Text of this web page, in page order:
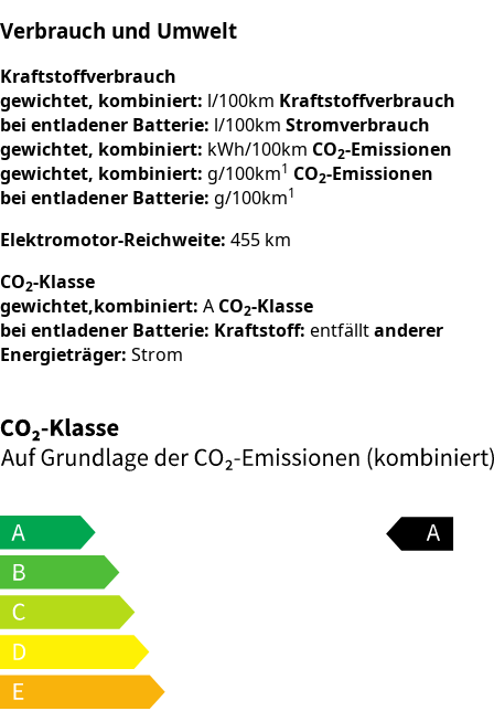
Verbrauch und Umwelt
Kraftstoffverbrauch
gewichtet, kombiniert: l/100km Kraftstoffverbrauch
bei entladener Batterie: l/100km Stromverbrauch
gewichtet, kombiniert: kWh/100km CO2-Emissionen
gewichtet, kombiniert: g/100km1 CO2-Emissionen
bei entladener Batterie: g/100km1
Elektromotor-Reichweite: 455 km
CO2-Klasse
gewichtet,kombiniert: A CO2-Klasse
bei entladener Batterie: Kraftstoff: entfälltanderer
Energieträger: Strom